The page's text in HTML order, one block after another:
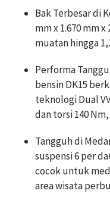
Bak Terbesar di
mm x 1.670 mm
muatan hingga
Performa
bensin DK15
teknologi Dual
dan torsi 140
Tangguh di
suspensi 6 per
cocok untuk
area wisata